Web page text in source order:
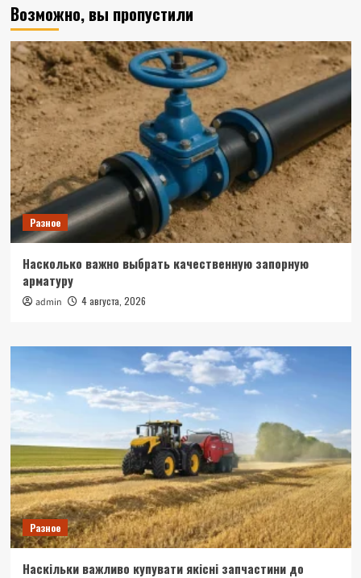
Возможно, вы пропустили
Разное
Насколько важно выбрать качественную запорную
арматуру
admin 4 августа, 2026
Разное
Наскільки важливо купувати якісні запчастини до